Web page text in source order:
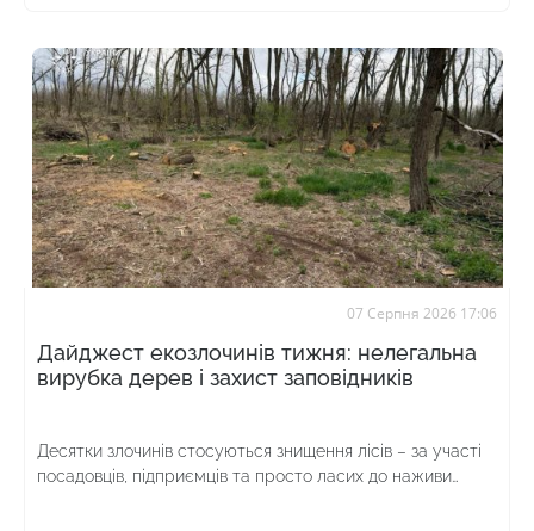
07 Серпня 2026 17:06
Дайджест екозлочинів тижня: нелегальна
вирубка дерев і захист заповідників
Десятки злочинів стосуються знищення лісів – за участі
посадовців, підприємців та просто ласих до наживи